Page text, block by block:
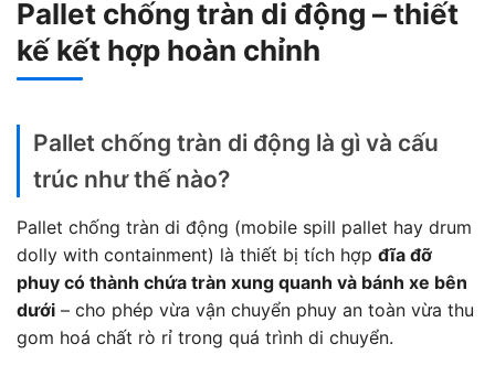
Pallet chống tràn di động – thiết
kế kết hợp hoàn chỉnh
Pallet chống tràn di động là gì và cấu
trúc như thế nào?
Pallet chống tràn di động (mobile spill pallet hay drum
dolly with containment) là thiết bị tích hợp đĩa đỡ
phuy có thành chứa tràn xung quanh và bánh xe bên
dưới – cho phép vừa vận chuyển phuy an toàn vừa thu
gom hoá chất rò rỉ trong quá trình di chuyển.